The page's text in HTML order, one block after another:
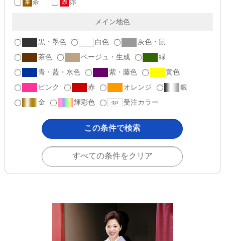
メイン地色
黒・墨色 白色
灰色・鼠
茶色
ベージュ・生成
緑
青・藍・水色
紫・藤色
黄色
ピンク
赤 オレンジ
銀
金
輝彩色 受注カラー